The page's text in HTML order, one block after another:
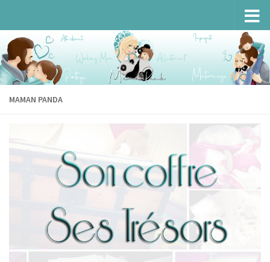
MAMAN PANDA